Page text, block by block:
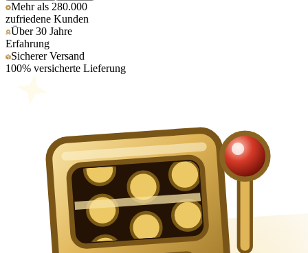
Mehr als 280.000
zufriedene Kunden
Über 30 Jahre
Erfahrung
Sicherer Versand
100% versicherte Lieferung